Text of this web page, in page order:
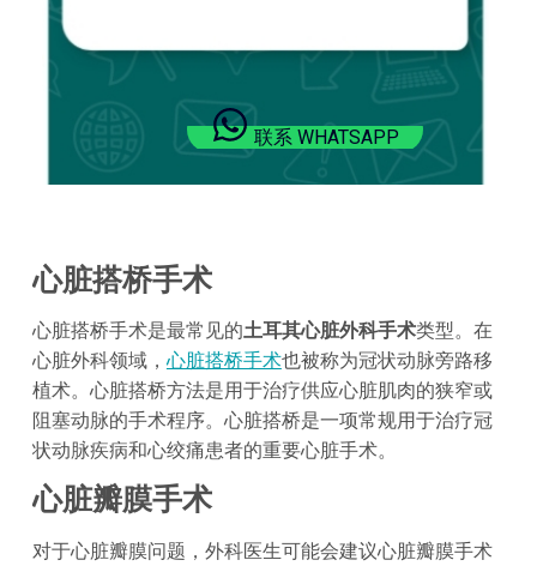
联系 WHATSAPP
心脏搭桥手术
心脏搭桥手术是最常见的土耳其心脏外科手术类型。在
心脏外科领域， 心脏搭桥手术也被称为冠状动脉旁路移
植术。心脏搭桥方法是用于治疗供应心脏肌肉的狭窄或
阻塞动脉的手术程序。心脏搭桥是一项常规用于治疗冠
状动脉疾病和心绞痛患者的重要心脏手术。
心脏瓣膜手术
对于心脏瓣膜问题，外科医生可能会建议心脏瓣膜手术